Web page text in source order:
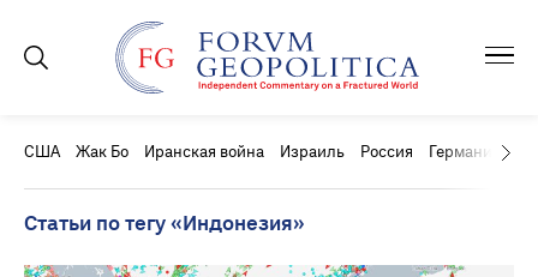
США Жак Бо Иранская война Израиль Россия Германия
Статьи по тегу «Индонезия»